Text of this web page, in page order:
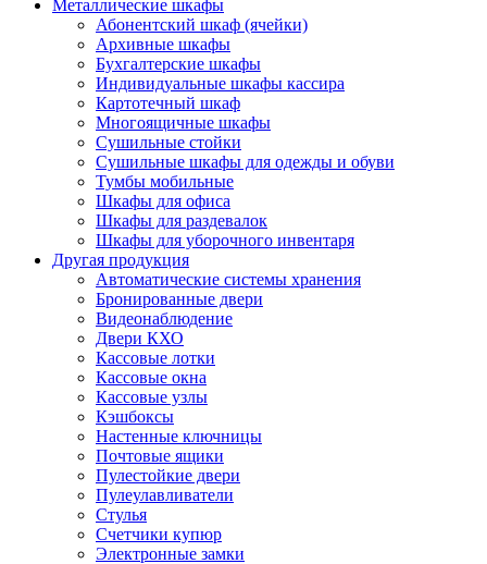
Металлические шкафы
Абонентский шкаф (ячейки)
Архивные шкафы
Бухгалтерские шкафы
Индивидуальные шкафы кассира
Картотечный шкаф
Многоящичные шкафы
Сушильные стойки
Сушильные шкафы для одежды и обуви
Тумбы мобильные
Шкафы для офиса
Шкафы для раздевалок
Шкафы для уборочного инвентаря
Другая продукция
Автоматические системы хранения
Бронированные двери
Видеонаблюдение
Двери КХО
Кассовые лотки
Кассовые окна
Кассовые узлы
Кэшбоксы
Настенные ключницы
Почтовые ящики
Пулестойкие двери
Пулеулавливатели
Стулья
Счетчики купюр
Электронные замки